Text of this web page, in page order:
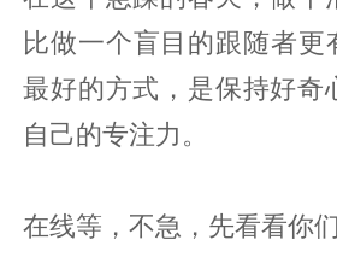
比做一个盲目的跟随者更
最好的方式，是保持好奇
自己的专注力。
在线等，不急，先看看你